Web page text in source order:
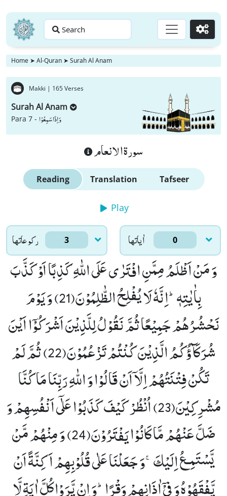
Search Go
Home ➤ Al-Quran ➤ Surah Al Anam
Makki | 165 Verses
Surah Al Anam
Para 7 - وَ اِذَا سَمِعُوْا
سورة الانعام
Reading Translation Tafseer
Play
ركوعاتها 3 اٰياتها 0
وَ مَنْ اَظْلَمُ مِمَّنِ افْتَرٰى عَلَى اللّٰهِ كَذِبًا اَوْ كَذَّبَ
بِاٰیٰتِهٖؕ-اِنَّهٗ لَا یُفْلِحُ الظّٰلِمُوْنَ(21)
وَ یَوْمَ
نَحْشُرُهُمْ جَمِیْعًا ثُمَّ نَقُوْلُ لِلَّذِیْنَ اَشْرَكُوْۤا اَیْنَ
شُرَكَآؤُكُمُ الَّذِیْنَ كُنْتُمْ تَزْعُمُوْنَ(22)
ثُمَّ لَمْ
تَكُنْ فِتْنَتُهُمْ اِلَّاۤ اَنْ قَالُوْا وَ اللّٰهِ رَبِّنَا مَا كُنَّا
مُشْرِكِیْنَ(23)
اُنْظُرْ كَیْفَ كَذَبُوْا عَلٰۤى اَنْفُسِهِمْ وَ
ضَلَّ عَنْهُمْ مَّا كَانُوْا یَفْتَرُوْنَ(24)
وَ مِنْهُمْ مَّنْ
یَّسْتَمِـعُ اِلَیْكَۚ-وَ جَعَلْنَا عَلٰى قُلُوْبِهِمْ اَكِنَّةً اَنْ
یَّفْقَهُوْهُ وَ فِیْۤ اٰذَانِهِمْ وَقْرًاؕ-وَ اِنْ یَّرَوْا كُلَّ اٰیَةٍ لَّا